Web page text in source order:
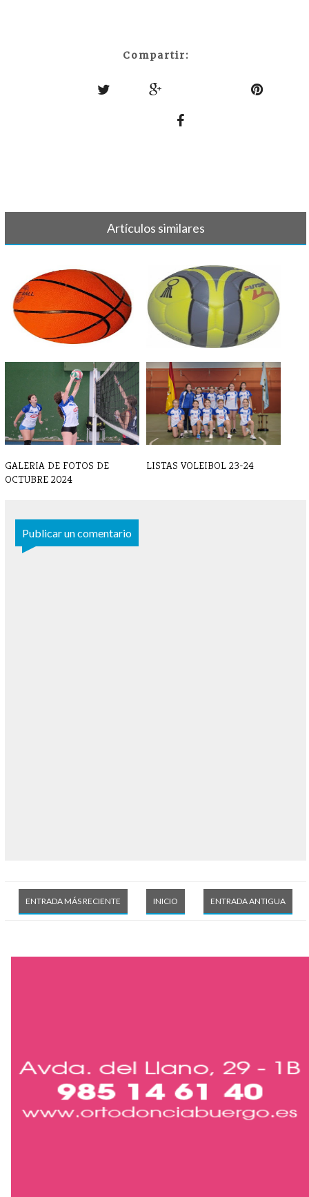
Compartir:
Artículos similares
BALONCESTO - Crónicas y
resultados [...]
BALONMANO - Crónica y
resultado 7 d[...]
GALERIA DE FOTOS DE
OCTUBRE 2024
LISTAS VOLEIBOL 23-24
Publicar un comentario
ENTRADA MÁS RECIENTE ENTRADA ANTIGUA
INICIO